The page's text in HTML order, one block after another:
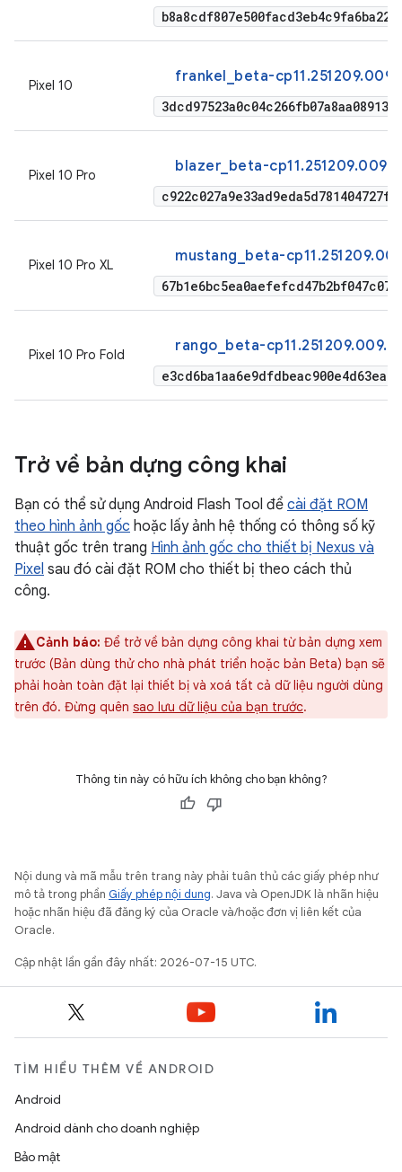
Pixel 10 frankel_beta-
Pixel 10 Pro blazer_beta-
Pixel 10 Pro XL mustang_beta-
Pixel 10 Pro Fold rango_beta-
Trở về bản dựng công khai
Bạn có thể sử dụng Android Flash Tool để cài đặt ROM
theo hình ảnh gốc hoặc lấy ảnh hệ thống có thông số kỹ
thuật gốc trên trang Hình ảnh gốc cho thiết bị Nexus và
Pixel sau đó cài đặt ROM cho thiết bị theo cách thủ
công.
Cảnh báo: Để trở về bản dựng công khai từ bản dựng xem
trước (Bản dùng thử cho nhà phát triển hoặc bản Beta) bạn sẽ
phải hoàn toàn đặt lại thiết bị và xoá tất cả dữ liệu người dùng
trên đó. Đừng quên sao lưu dữ liệu của bạn trước.
Thông tin này có hữu ích không cho bạn không?
Nội dung và mã mẫu trên trang này phải tuân thủ các giấy phép như
mô tả trong phần Giấy phép nội dung. Java và OpenJDK là nhãn hiệu
hoặc nhãn hiệu đã đăng ký của Oracle và/hoặc đơn vị liên kết của
Oracle.
Cập nhật lần gần đây nhất: 2026-07-15 UTC.
TÌM HIỂU THÊM VỀ ANDROID
Android
Android dành cho doanh nghiệp
Bảo mật